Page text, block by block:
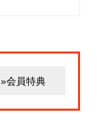
»会員特典